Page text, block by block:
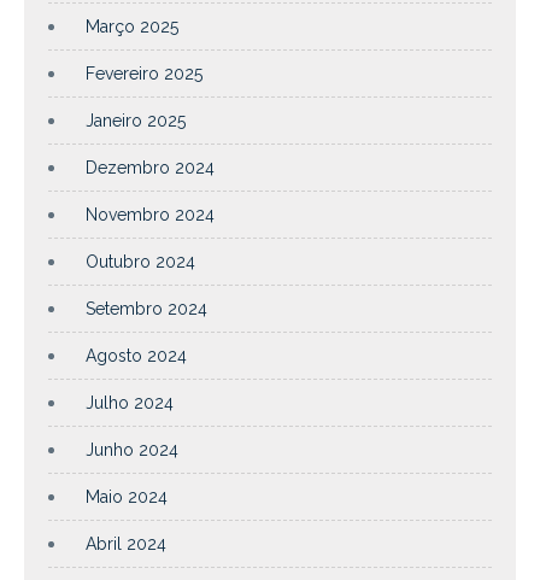
Março 2025
Fevereiro 2025
Janeiro 2025
Dezembro 2024
Novembro 2024
Outubro 2024
Setembro 2024
Agosto 2024
Julho 2024
Junho 2024
Maio 2024
Abril 2024